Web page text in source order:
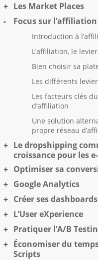
Les Market Places
Focus sur l’affiliation
Introduction à
L’affiliation, le levier
Bien choisir sa
Les différents
Les facteurs clés
d’affiliation
Une solution
propre réseau
Le dropshipping
croissance pour les
Optimiser sa
Google Analytics
Créer ses dashboards
L’User eXperience
Pratiquer l’A/B
Économiser du
Scripts